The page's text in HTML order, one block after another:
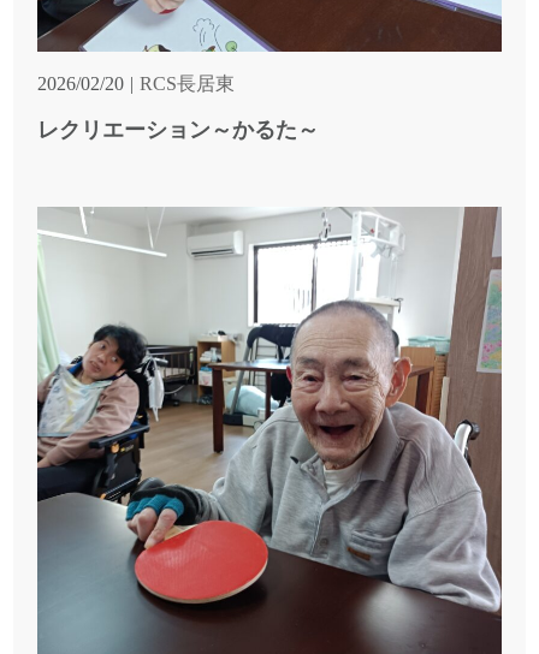
2026/02/20 RCS長居東
レクリエーション～かるた～